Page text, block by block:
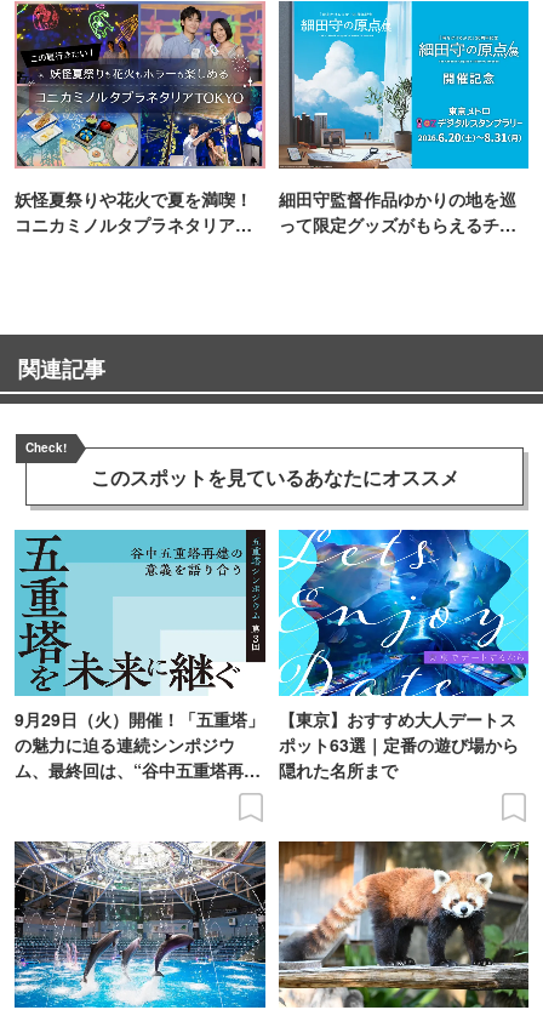
妖怪夏祭りや花火で夏を満喫！
コニカミノルタプラネタリア
細田守監督作品ゆかりの地を巡
って限定グッズがもらえるチャ
関連記事
Check!
このスポットを見ているあなたにオススメ
9月29日（火）開催！「五重塔」
の魅力に迫る連続シンポジウ
ム、最終回は、“谷中五重塔再建
【東京】おすすめ大人デートス
ポット63選｜定番の遊び場から
隠れた名所まで